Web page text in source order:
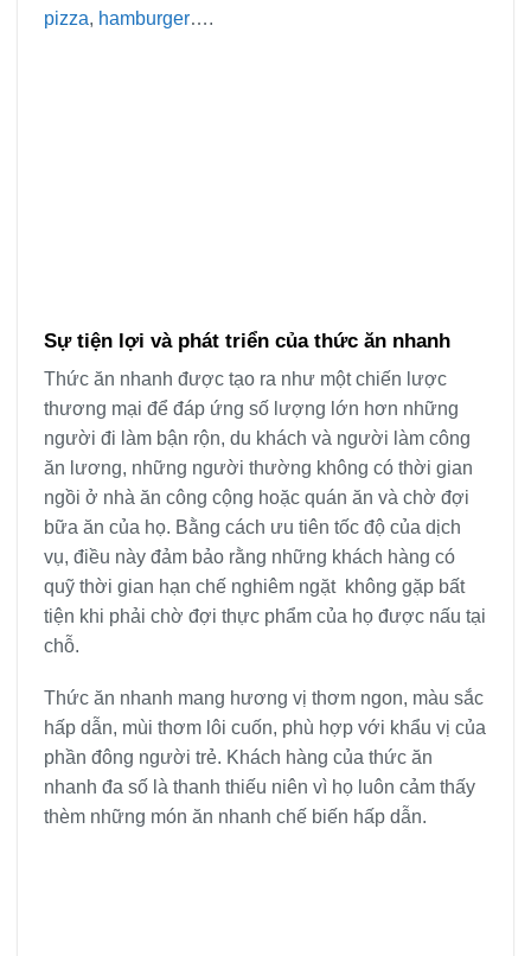
pizza, hamburger….
Sự tiện lợi và phát triển của thức ăn nhanh
Thức ăn nhanh được tạo ra như một chiến lược
thương mại để đáp ứng số lượng lớn hơn những
người đi làm bận rộn, du khách và người làm công
ăn lương, những người thường không có thời gian
ngồi ở nhà ăn công cộng hoặc quán ăn và chờ đợi
bữa ăn của họ. Bằng cách ưu tiên tốc độ của dịch
vụ, điều này đảm bảo rằng những khách hàng có
quỹ thời gian hạn chế nghiêm ngặt không gặp bất
tiện khi phải chờ đợi thực phẩm của họ được nấu tại
chỗ.
Thức ăn nhanh mang hương vị thơm ngon, màu sắc
hấp dẫn, mùi thơm lôi cuốn, phù hợp với khẩu vị của
phần đông người trẻ. Khách hàng của thức ăn
nhanh đa số là thanh thiếu niên vì họ luôn cảm thấy
thèm những món ăn nhanh chế biến hấp dẫn.